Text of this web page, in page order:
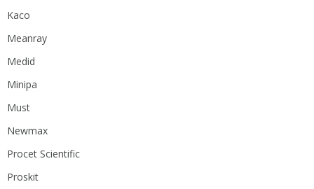
Kaco
Meanray
Medid
Minipa
Must
Newmax
Procet Scientific
Proskit